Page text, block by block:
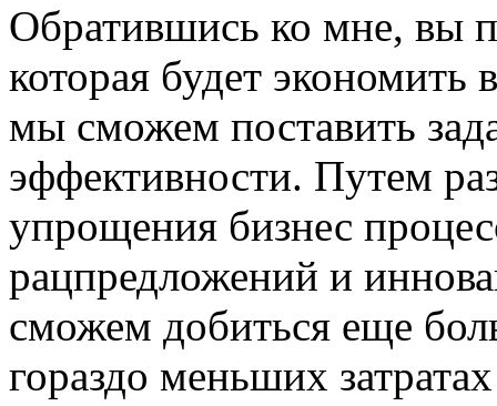
Обратившись ко мне, вы
которая будет
мы сможем поставить
эффективности. Путем
упрощения бизнес
рацпредложений и
сможем добиться еще
гораздо меньших